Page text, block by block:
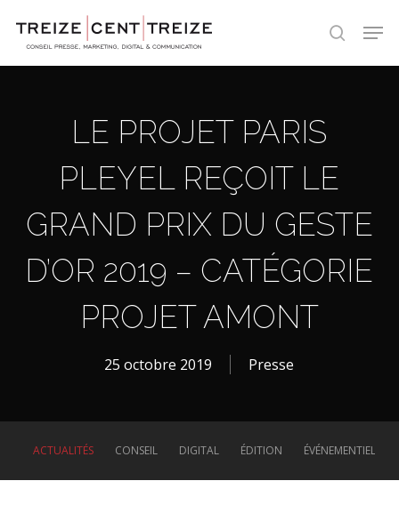
search
LE PROJET PARIS
PLEYEL REÇOIT LE
GRAND PRIX DU GESTE
D’OR 2019 – CATÉGORIE
PROJET AMONT
25 octobre 2019 Presse
ACTUALITÉS CONSEIL DIGITAL ÉDITION ÉVÉNEMENTIEL